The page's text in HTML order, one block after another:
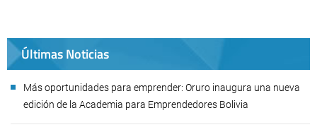
Últimas Noticias
Más oportunidades para emprender: Oruro inaugura una nueva
edición de la Academia para Emprendedores Bolivia